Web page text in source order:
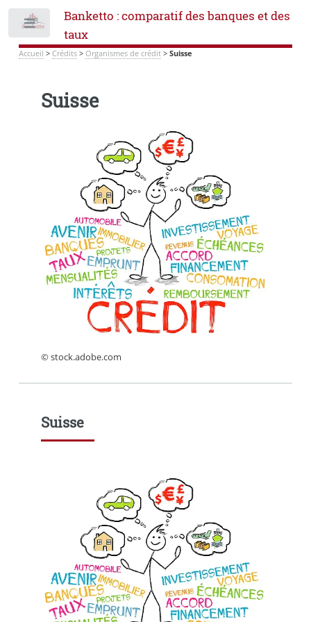
Banketto : comparatif des banques et des
taux
Accueil > Crédits> Organismes de crédit> Suisse
Suisse
© stock.adobe.com
Suisse